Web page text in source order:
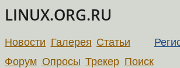
LINUX.ORG.RU
Новости Галерея Статьи
Форум Опросы Трекер Поиск